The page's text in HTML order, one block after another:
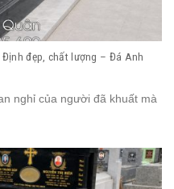
đẹp, chất lượng – Đá Anh
nghỉ của người đã khuất mà